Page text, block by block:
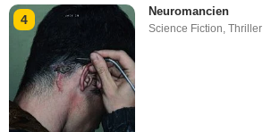
4
Neuromancien
Science Fiction,Thriller